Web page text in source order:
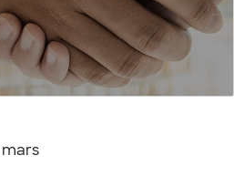
mars